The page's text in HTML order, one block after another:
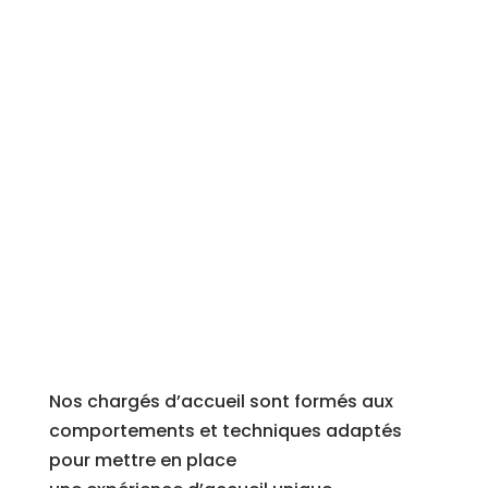
Nos chargés d’accueil sont formés aux
comportements et techniques adaptés
pour mettre en place